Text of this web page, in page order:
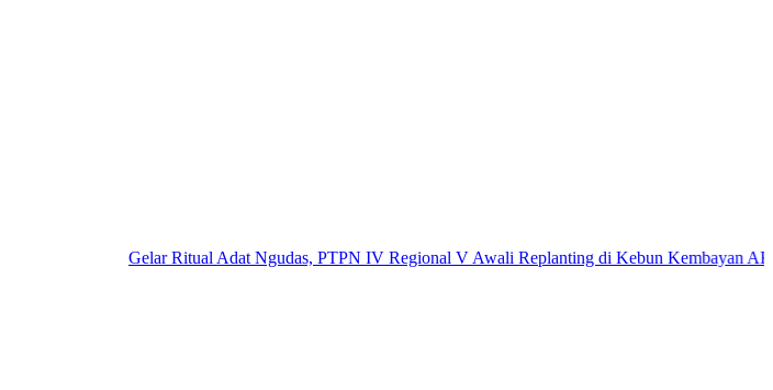
Gelar Ritual Adat Ngudas, PTPN IV Regional V Awali Replanting di Kebun KembayanAKBP